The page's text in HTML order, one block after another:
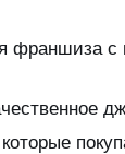
франшиза